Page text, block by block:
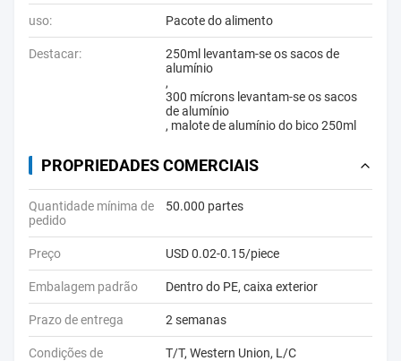
uso: Pacote do alimento
Destacar:
250ml levantam-se os sacos de
alumínio
,
300 mícrons levantam-se os sacos
de alumínio
, malote de alumínio do bico 250ml
PROPRIEDADES COMERCIAIS
Quantidade mínima de
pedido
50.000 partes
Preço USD 0.02-0.15/piece
Embalagem padrão Dentro do PE, caixa exterior
Prazo de entrega 2 semanas
Condições de
T/T, Western Union, L/C